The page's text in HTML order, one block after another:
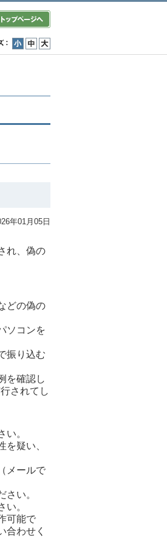
小 中 大
年01月05日
れ、偽の
どの偽の
ソコンを
振り込む
を確認し
されてし
い。
を疑い、
メールで
さい。
い。
可能で
合わせく